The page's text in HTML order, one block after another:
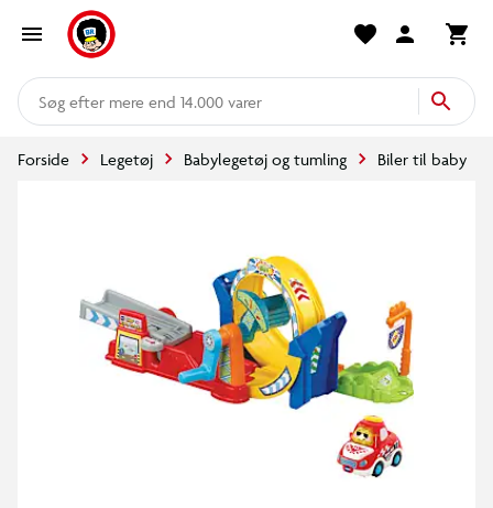
mere end 14.000 varer
Forside Legetøj Babylegetøj og tumling Biler til baby